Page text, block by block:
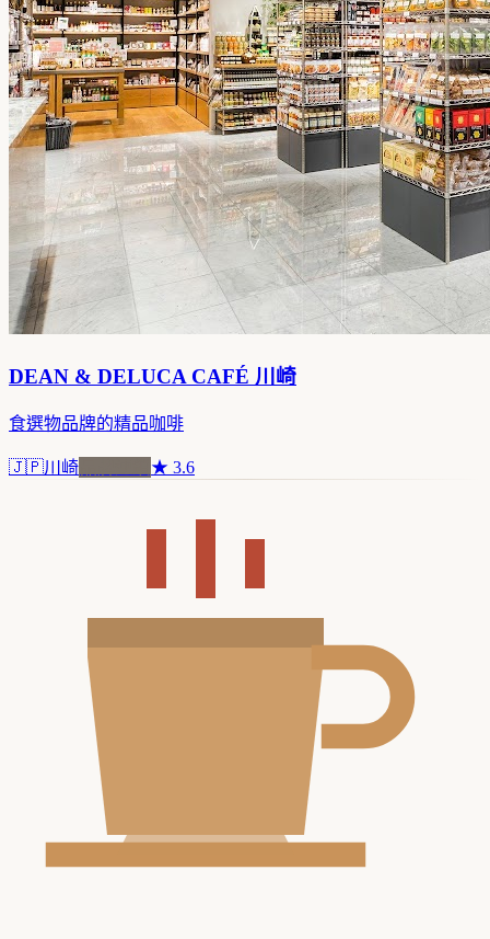
DEAN & DELUCA CAFÉ 川崎
食選物品牌的精品咖啡
🇯🇵川崎 ★ 3.6